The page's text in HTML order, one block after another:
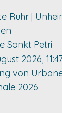
Ruhr |
Sankt Petri
2026,
von
2026